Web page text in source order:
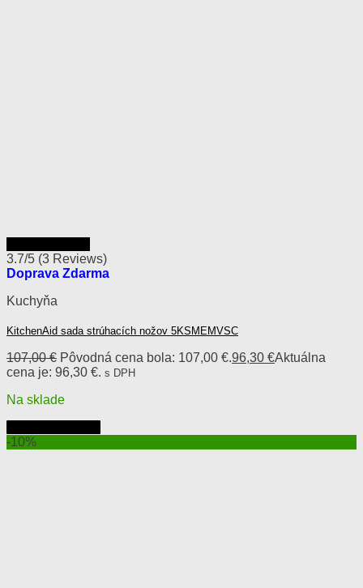
3.7/5 (3 Reviews)
Doprava Zdarma
Kuchyňa
KitchenAid sada strúhacích nožov 5KSMEMVSC
107,00€ Pôvodná cena bola: 107,00 €.96,30 €Aktuálna
cena je: 96,30 €. s DPH
Na sklade
-10%